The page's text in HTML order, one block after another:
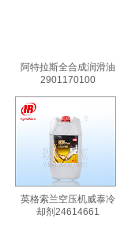
阿特拉斯全合成润滑油
2901170100
英格索兰空压机威泰冷
却剂24614661